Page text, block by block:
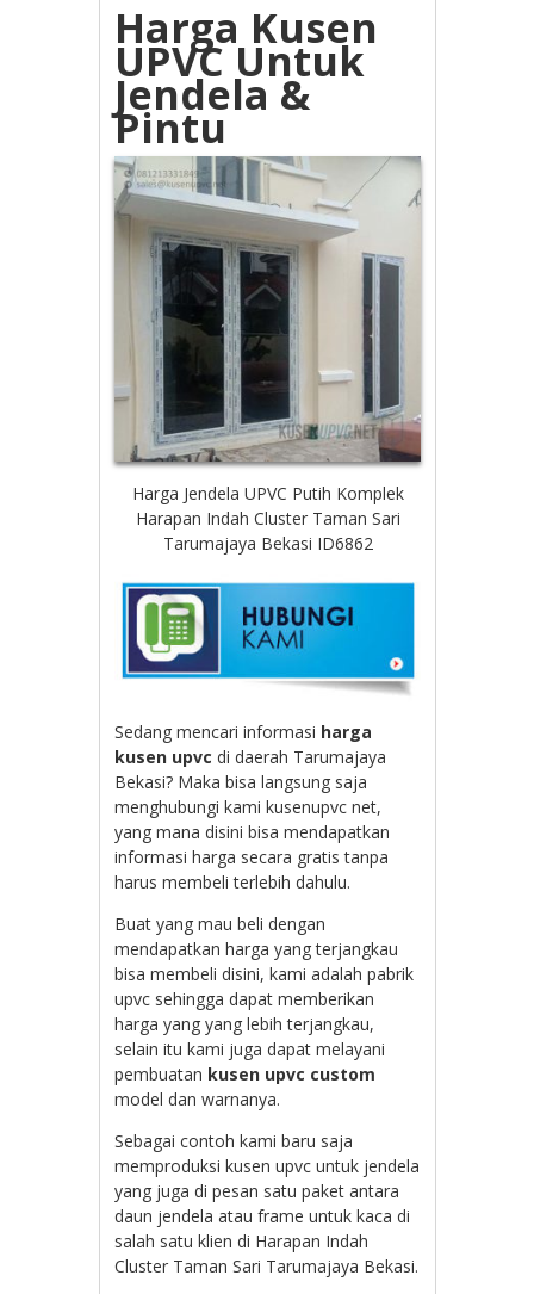
Harga Kusen
UPVC Untuk
Jendela &
Pintu
Harga Jendela UPVC Putih Komplek
Harapan Indah Cluster Taman Sari
Tarumajaya Bekasi ID6862
Sedang mencari informasi harga
kusen upvcdi daerah Tarumajaya
Bekasi? Maka bisa langsung saja
menghubungi kami kusenupvc net,
yang mana disini bisa mendapatkan
informasi harga secara gratis tanpa
harus membeli terlebih dahulu.
Buat yang mau beli dengan
mendapatkan harga yang terjangkau
bisa membeli disini, kami adalah pabrik
upvc sehingga dapat memberikan
harga yang yang lebih terjangkau,
selain itu kami juga dapat melayani
pembuatan kusen upvc custom
model dan warnanya.
Sebagai contoh kami baru saja
memproduksi kusen upvc untuk jendela
yang juga di pesan satu paket antara
daun jendela atau frame untuk kaca di
salah satu klien di Harapan Indah
Cluster Taman Sari Tarumajaya Bekasi.